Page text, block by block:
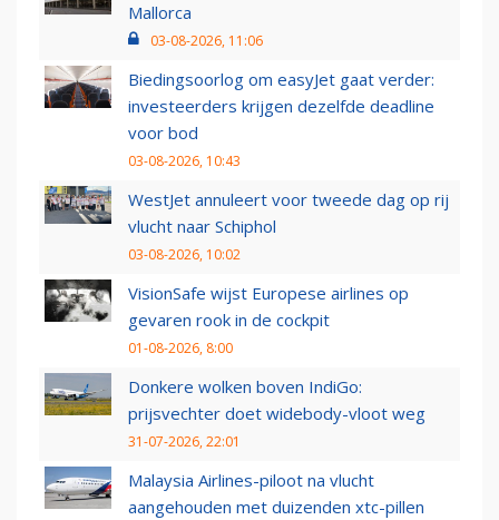
Mallorca
03-08-2026, 11:06
Biedingsoorlog om easyJet gaat verder:
investeerders krijgen dezelfde deadline
voor bod
03-08-2026, 10:43
WestJet annuleert voor tweede dag op rij
vlucht naar Schiphol
03-08-2026, 10:02
VisionSafe wijst Europese airlines op
gevaren rook in de cockpit
01-08-2026, 8:00
Donkere wolken boven IndiGo:
prijsvechter doet widebody-vloot weg
31-07-2026, 22:01
Malaysia Airlines-piloot na vlucht
aangehouden met duizenden xtc-pillen